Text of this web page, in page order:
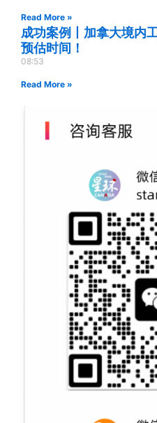
Read More »
成功案例丨加拿大境内
预估时间！
08:53
Read More »